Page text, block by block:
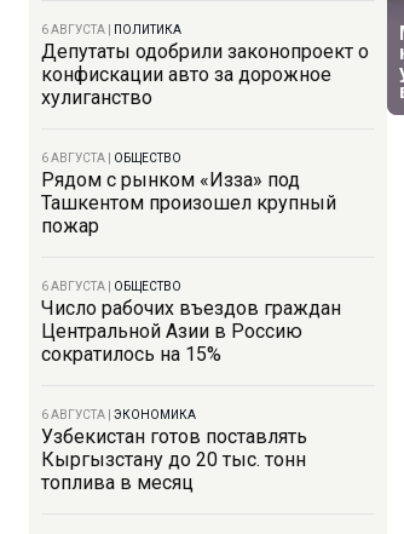
6 АВГУСТА ПОЛИТИКА
Депутаты одобрили законопроект о
конфискации авто за дорожное
хулиганство
6 АВГУСТА ОБЩЕСТВО
Рядом с рынком «Изза» под
Ташкентом произошел крупный
пожар
6 АВГУСТА ОБЩЕСТВО
Число рабочих въездов граждан
Центральной Азии в Россию
сократилось на 15%
6 АВГУСТА ЭКОНОМИКА
Узбекистан готов поставлять
Кыргызстану до 20 тыс. тонн
топлива в месяц